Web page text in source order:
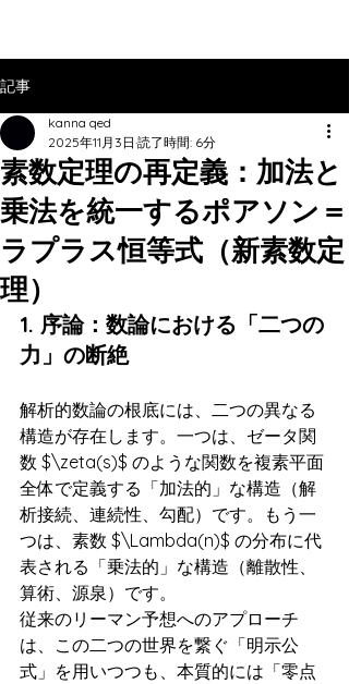
記事
素数定理の再定義：加法と
乗法を統一するポアソン＝
ラプラス恒等式（新素数定
理）
kanna qed
2025年11月3日 読了時間: 6分
1. 序論：数論における「二つの
力」の断絶
解析的数論の根底には、二つの異なる
構造が存在します。一つは、ゼータ関
数 $\zeta(s)$ のような関数を複素平面
全体で定義する「加法的」な構造（解
析接続、連続性、勾配）です。もう一
つは、素数 $\Lambda(n)$ の分布に代
表される「乗法的」な構造（離散性、
算術、源泉）です。
従来のリーマン予想へのアプローチ
は、この二つの世界を繋ぐ「明示公
式」を用いつつも、本質的には「零点